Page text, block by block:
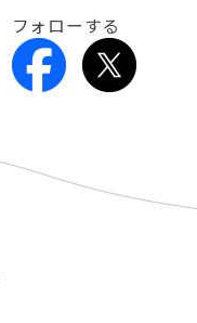
フォローする